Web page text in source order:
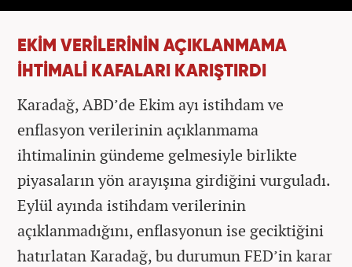
EKİM VERİLERİNİN AÇIKLANMAMA
İHTİMALİ KAFALARI KARIŞTIRDI
Karadağ, ABD’de Ekim ayı istihdam ve
enflasyon verilerinin açıklanmama
ihtimalinin gündeme gelmesiyle birlikte
piyasaların yön arayışına girdiğini vurguladı.
Eylül ayında istihdam verilerinin
açıklanmadığını, enflasyonun ise geciktiğini
hatırlatan Karadağ, bu durumun FED’in karar